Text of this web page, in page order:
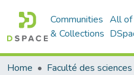
Communities
& Collections
All of
Home